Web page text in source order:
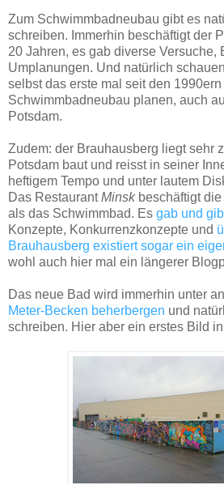
Zum Schwimmbadneubau gibt es
schreiben. Immerhin beschäftigt der
20 Jahren, es gab diverse Versuche,
Umplanungen. Und natürlich
selbst das erste mal seit den
Schwimmbadneubau planen, auch
Potsdam.
Zudem: der Brauhausberg liegt sehr
Potsdam baut und reisst in seiner
heftigem Tempo und unter lautem
Das RestaurantMinskbeschäftigt die
als das Schwimmbad. Es gab und
Konzepte, Konkurrenzkonzepte und
Brauhausberg existiert sogar ein
wohl auch hier mal ein längerer
Das neue Bad wird immerhin unter
Meter-Becken beherbergen und
schreiben. Hier aber ein erstes Bild